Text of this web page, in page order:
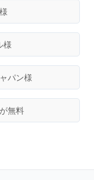
様
パン様
無料